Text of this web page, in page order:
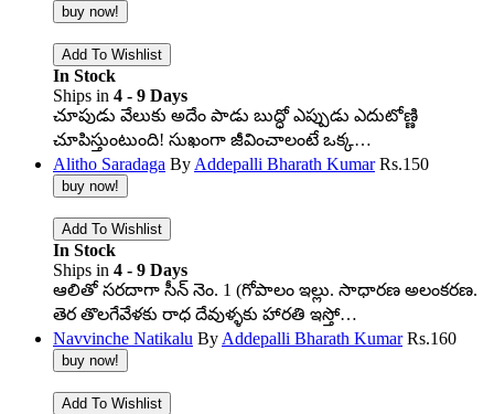
In Stock
Ships in 4 - 9 Days
చూపుడు వేలుకు అదేం పాడు బుద్ధో ఎప్పుడు ఎదుటోణ్ణి
చూపిస్తుంటుంది! సుఖంగా జీవించాలంటే ఒక్క…
Alitho Saradaga By Addepalli Bharath Kumar Rs.150
In Stock
Ships in 4 - 9 Days
ఆలితో సరదాగా సీన్ నెం. 1 (గోపాలం ఇల్లు. సాధారణ అలంకరణ.
తెర తొలగేవేళకు రాధ దేవుళ్ళకు హారతి ఇస్తో…
Navvinche Natikalu By Addepalli Bharath Kumar Rs.160